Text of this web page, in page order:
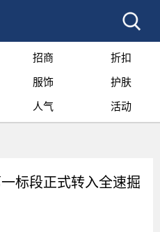
招商 折扣
服饰 护肤
人气 活动
标段正式转入全速掘